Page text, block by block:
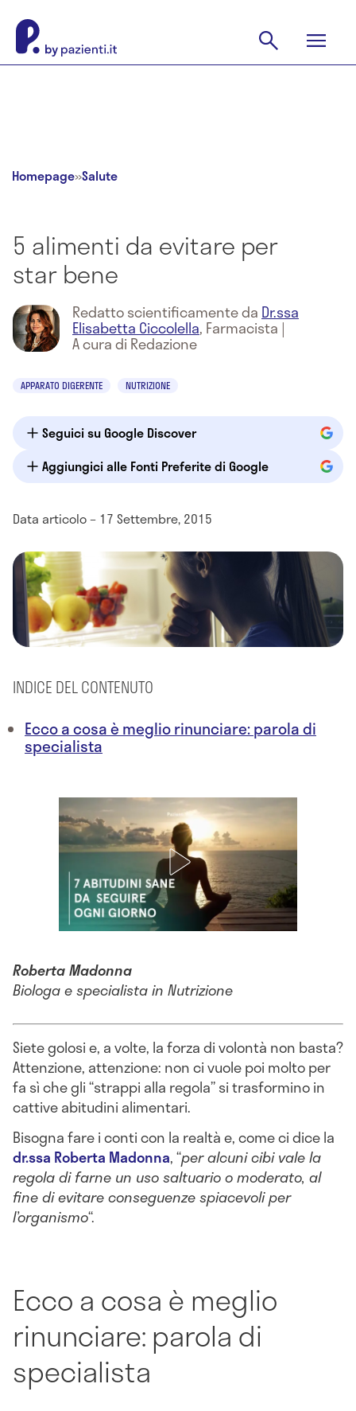
Homepage»Salute
5 alimenti da evitare per
star bene
Redatto scientificamente da Dr.ssa
Elisabetta Ciccolella, Farmacista |
A cura di Redazione
APPARATO DIGERENTE NUTRIZIONE
Seguici su Google Discover
Aggiungici alle Fonti Preferite di Google
Data articolo – 17 Settembre, 2015
INDICE DEL CONTENUTO
Ecco a cosa è meglio rinunciare: parola di
specialista
Roberta Madonna
Biologa e specialista in Nutrizione
Siete golosi e, a volte, la forza di volontà non basta?
Attenzione, attenzione: non ci vuole poi molto per
fa sì che gli “strappi alla regola” si trasformino in
cattive abitudini alimentari.
Bisogna fare i conti con la realtà e, come ci dice la
dr.ssa Roberta Madonna, “per alcuni cibi vale la
regola di farne un uso saltuario o moderato, al
fine di evitare conseguenze spiacevoli per
l’organismo“.
Ecco a cosa è meglio
rinunciare: parola di
specialista